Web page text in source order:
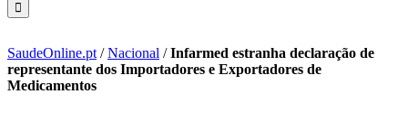
SaudeOnline.pt /Nacional /Infarmed estranha declaração de
representante dos Importadores e Exportadores de
Medicamentos